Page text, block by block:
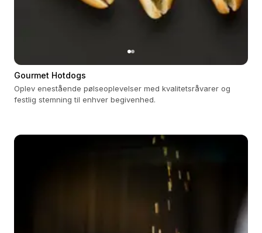
Gourmet Hotdogs
Oplev enestående pølseoplevelser med kvalitetsråvarer og
festlig stemning til enhver begivenhed.